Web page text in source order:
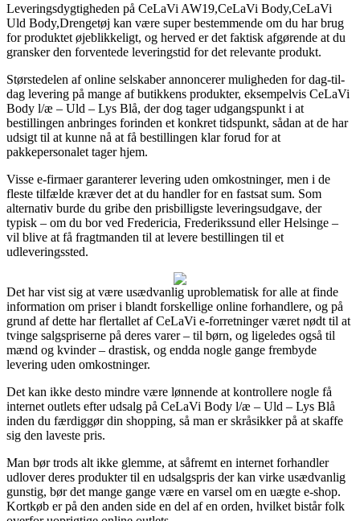
Leveringsdygtigheden på CeLaVi AW19,CeLaVi Body,CeLaVi
Uld Body,Drengetøj kan være super bestemmende om du har brug
for produktet øjeblikkeligt, og herved er det faktisk afgørende at du
gransker den forventede leveringstid for det relevante produkt.
Størstedelen af online selskaber annoncerer muligheden for dag-til-
dag levering på mange af butikkens produkter, eksempelvis CeLaVi
Body l/æ – Uld – Lys Blå, der dog tager udgangspunkt i at
bestillingen anbringes forinden et konkret tidspunkt, sådan at de har
udsigt til at kunne nå at få bestillingen klar forud for at
pakkepersonalet tager hjem.
Visse e-firmaer garanterer levering uden omkostninger, men i de
fleste tilfælde kræver det at du handler for en fastsat sum. Som
alternativ burde du gribe den prisbilligste leveringsudgave, der
typisk – om du bor ved Fredericia, Frederikssund eller Helsinge –
vil blive at få fragtmanden til at levere bestillingen til et
udleveringssted.
Det har vist sig at være usædvanlig uproblematisk for alle at finde
information om priser i blandt forskellige online forhandlere, og på
grund af dette har flertallet af CeLaVi e-forretninger været nødt til at
tvinge salgspriserne på deres varer – til børn, og ligeledes også til
mænd og kvinder – drastisk, og endda nogle gange frembyde
levering uden omkostninger.
Det kan ikke desto mindre være lønnende at kontrollere nogle få
internet outlets efter udsalg på CeLaVi Body l/æ – Uld – Lys Blå
inden du færdiggør din shopping, så man er skråsikker på at skaffe
sig den laveste pris.
Man bør trods alt ikke glemme, at såfremt en internet forhandler
udlover deres produkter til en udsalgspris der kan virke usædvanlig
gunstig, bør det mange gange være en varsel om en uægte e-shop.
Kortkøb er på den anden side en del af en orden, hvilket bistår folk